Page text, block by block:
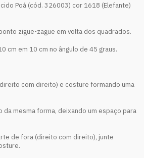
Poá (cód. 326003) cor 1618 (Elefante)
zigue-zague em volta dos quadrados.
cm em 10 cm no ângulo de 45 graus.
com direito) e costure formando uma
mesma forma, deixando um espaço para
de fora (direito com direito), junte